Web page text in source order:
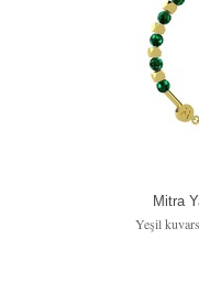
Mitra
Yeşil